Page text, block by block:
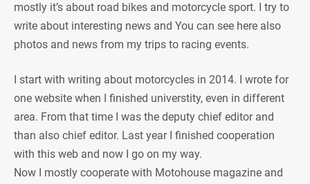
mostly it’s about road bikes and motorcycle sport. I try to
write about interesting news and You can see here also
photos and news from my trips to racing events.
I start with writing about motorcycles in 2014. I wrote for
one website when I finished universtity, even in different
area. From that time I was the deputy chief editor and
than also chief editor. Last year I finished cooperation
with this web and now I go on my way.
Now I mostly cooperate with Motohouse magazine and